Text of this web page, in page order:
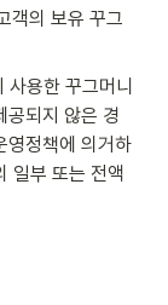
객의 보유 꾸그
용한 꾸그머니
공되지 않은 경
영정책에 의거하
일부 또는 전액